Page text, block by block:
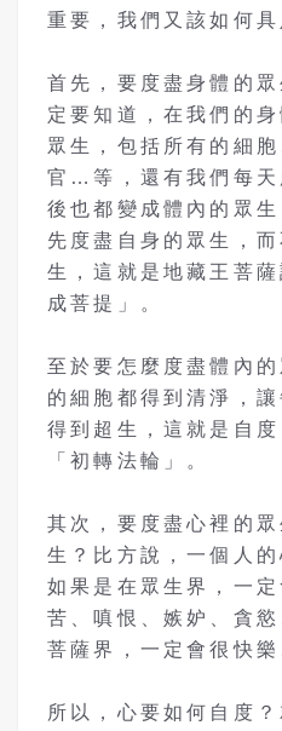
重要，我們又該如何具
首先，要度盡身體的
定要知道，在我們的
眾生，包括所有的細
官…等，還有我們每天
後也都變成體內的眾
先度盡自身的眾生，
生，這就是地藏王菩
成菩提」。
至於要怎麼度盡體內
的細胞都得到清淨，
得到超生，這就是自
「初轉法輪」。
其次，要度盡心裡的
生？比方說，一個人
如果是在眾生界，一
苦、嗔恨、嫉妒、貪
菩薩界，一定會很快
所以，心要如何自度